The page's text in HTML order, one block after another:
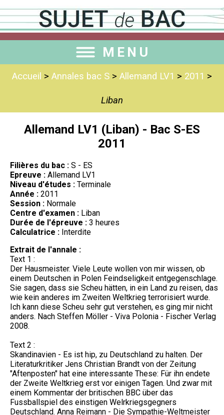
MENU
Accueil > Annales bac S > Allemand LV1 > 2011 >
Liban
Allemand LV1 (Liban) - Bac S-ES
2011
Filières du bac : S - ES
Epreuve : Allemand LV1
Niveau d'études : Terminale
Année : 2011
Session : Normale
Centre d'examen : Liban
Durée de l'épreuve : 3 heures
Calculatrice : Interdite
Extrait de l'annale :
Text 1 :
Der Hausmeister. Viele Leute wollen von mir wissen, ob
einem Deutschen in Polen Feindseligkeit entgegenschlage.
Sie sagen, dass sie Scheu hätten, in ein Land zu reisen, das
wie kein anderes im Zweiten Weltkrieg terrorisiert wurde.
Ich kann diese Scheu sehr gut verstehen, es ging mir nicht
anders. Nach Steffen Möller - Viva Polonia - Fischer Verlag
2008.
Text 2 :
Skandinavien - Es ist hip, zu Deutschland zu halten. Der
Literaturkritiker Jens Christian Brandt von der Zeitung
"Aftenposten" hat eine interessante These: Für ihn endete
der Zweite Weltkrieg erst vor einigen Tagen. Und zwar mit
einem Kommentar der britischen BBC über das
Fussballspiel des einstigen Welrkriegsgegners
Deutschland. Anna Reimann - Die Sympathie-Weltmeister